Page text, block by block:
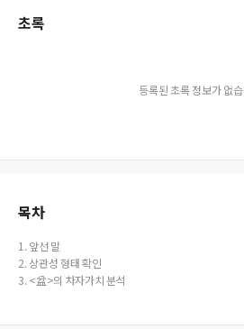
초록
등록된 초록 정보가 없
목차
1. 앞선 말
2. 상관성 형태 확인
3. <盆>의 차자가치 분석